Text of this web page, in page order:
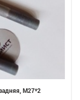
M27*2